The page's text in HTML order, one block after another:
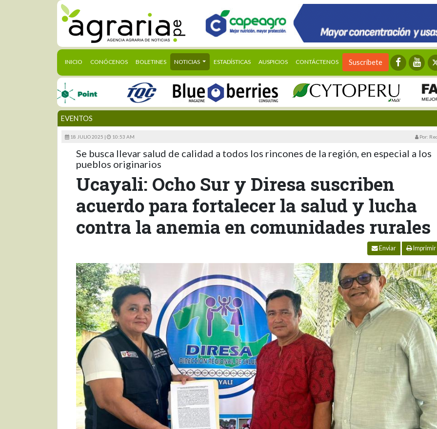
INICIO (CURRENT)
CONÓCENOS BOLETINES NOTICIAS ESTADÍSTICAS AUSPICIOS CONTÁCTENOS Suscríbete
EVENTOS
18 JULIO 2025 | 10:53 AM Por:
Se busca llevar salud de calidad a todos los rincones de la región, en especial a los
pueblos originarios
Ucayali: Ocho Sur y Diresa suscriben
acuerdo para fortalecer la salud y lucha
contra la anemia en comunidades rurales
Enviar Imprimir